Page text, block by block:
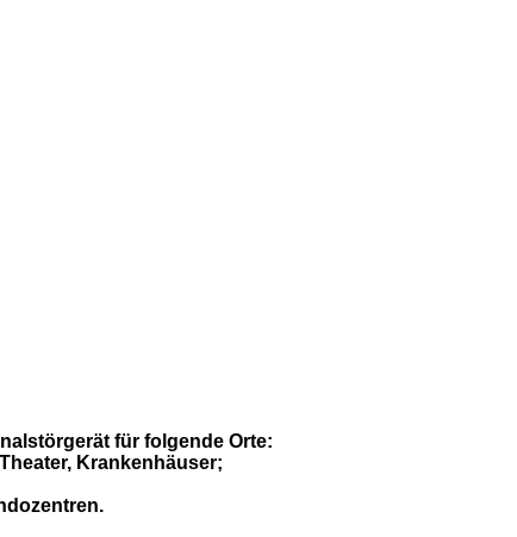
für folgende Orte:
Krankenhäuser;